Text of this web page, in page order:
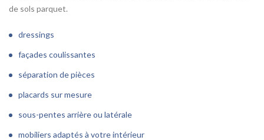
de sols parquet.
dressings
façades coulissantes
séparation de pièces
placards sur mesure
sous-pentes arrière ou latérale
mobiliers adaptés à votre intérieur